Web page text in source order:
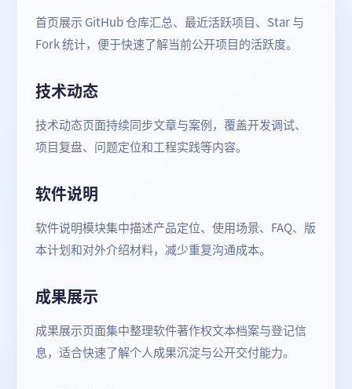
首页展示 GitHub 仓库汇总、最近活跃项目、Star 与
Fork 统计，便于快速了解当前公开项目的活跃度。
技术动态
技术动态页面持续同步文章与案例，覆盖开发调试、
项目复盘、问题定位和工程实践等内容。
软件说明
软件说明模块集中描述产品定位、使用场景、FAQ、版
本计划和对外介绍材料，减少重复沟通成本。
成果展示
成果展示页面集中整理软件著作权文本档案与登记信
息，适合快速了解个人成果沉淀与公开交付能力。